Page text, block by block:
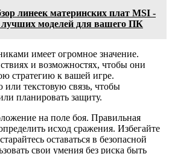
линеек материнских плат MSI -
лучших моделей для вашего ПК
имеет огромное значение.
и возможностях, чтобы они
стратегию к вашей игре.
или текстовую связь, чтобы
планировать защиту.
на поле боя. Правильная
исход сражения. Избегайте
оставаться в безопасной
свои умения без риска быть